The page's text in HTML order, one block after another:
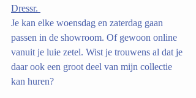
Dressr.
Je kan elke woensdag en zaterdag gaan
passen in de showroom. Of gewoon online
vanuit je luie zetel. Wist je trouwens al dat je
daar ook een groot deel van mijn collectie
kan huren?